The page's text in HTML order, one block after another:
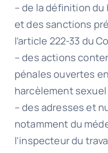
– de la définition
et des sanctions
l’article 222-33 du
– des actions
pénales ouvertes
harcèlement sexuel
– des adresses et
notamment du
l’inspecteur du